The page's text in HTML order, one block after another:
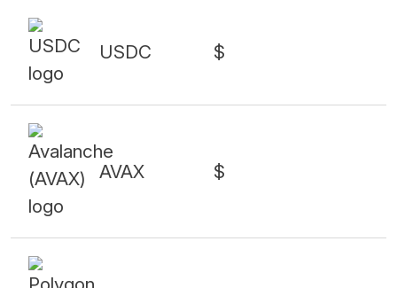
USDC $
AVAX $